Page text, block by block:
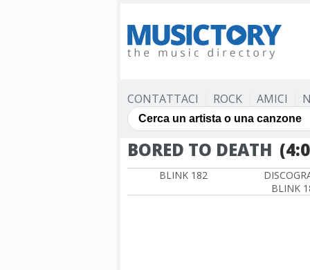
CONTATTACI ROCK AMICI
BORED TO DEATH
BLINK 182
BLINK